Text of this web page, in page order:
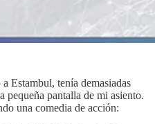
Estambul, tenía demasiadas
pequeña pantalla de mi asiento.
una comedia de acción: